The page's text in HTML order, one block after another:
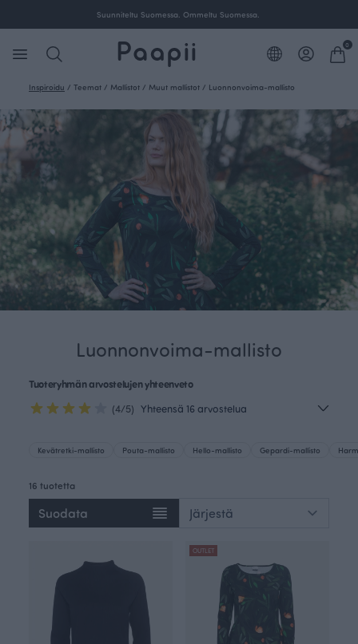
Suunniteltu Suomessa. Ommeltu Suomessa.
0
Inspiroidu / Teemat / Mallistot / Muut mallistot / Luonnonvoima-mallisto
Luonnonvoima-mallisto
Tuoteryhmän arvostelujen yhteenveto
(4/5) Yhteensä 16 arvostelua
Kevätretki-mallisto Pouta-mallisto Hello-mallisto Gepardi-mallisto
16 tuotetta
Suodata
OUTLET